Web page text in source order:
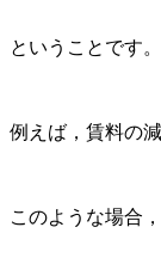
ということです。
例えば，賃料の
このような場合，